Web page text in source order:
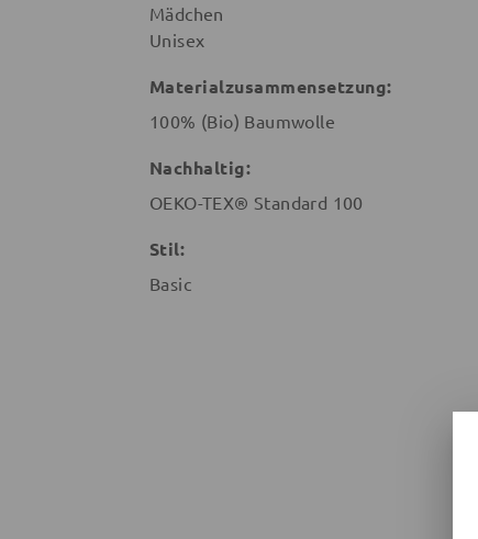
Mädchen
Unisex
Materialzusammensetzung:
100% (Bio) Baumwolle
Nachhaltig:
OEKO-TEX® Standard 100
Stil:
Basic